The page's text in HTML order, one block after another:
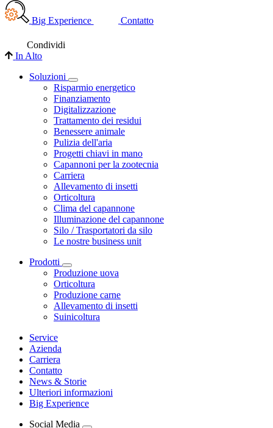
Big Experience Contatto
Condividi
In Alto
Soluzioni
Risparmio energetico
Finanziamento
Digitalizzazione
Trattamento dei residui
Benessere animale
Pulizia dell'aria
Progetti chiavi in mano
Capannoni per la zootecnia
Carriera
Allevamento di insetti
Orticoltura
Clima del capannone
Illuminazione del capannone
Silo / Trasportatori da silo
Le nostre business unit
Prodotti
Produzione uova
Orticoltura
Produzione carne
Allevamento di insetti
Suinicoltura
Service
Azienda
Carriera
Contatto
News & Storie
Ulteriori informazioni
Big Experience
Social Media